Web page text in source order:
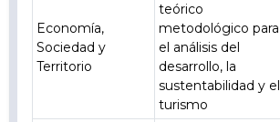
Economía,
Sociedad y
Territorio
teórico
metodológico para
el análisis del
desarrollo, la
sustentabilidad y el
turismo